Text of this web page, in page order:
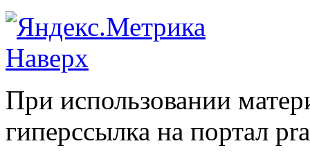
Наверх
При использовании
гиперссылка на портал